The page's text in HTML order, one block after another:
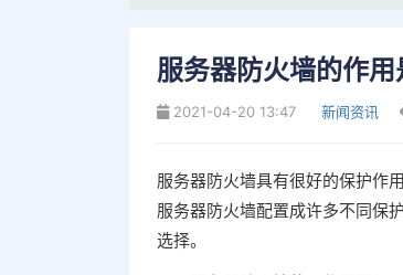
服务器防火墙的作
2021-04-20 13:47 新闻资讯
服务器防火墙具有很好的保护作
服务器防火墙配置成许多不同保
选择。